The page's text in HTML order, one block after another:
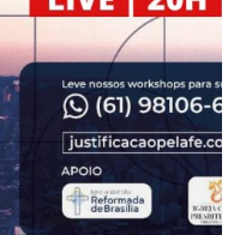
adminAdministrador